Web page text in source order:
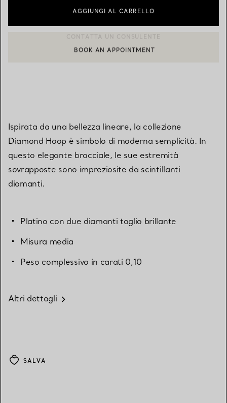
AGGIUNGI AL CARRELLO
CONTATTA UN CONSULENTE CLIENTI O PRENOTA UN
BOOK AN APPOINTMENT
Ispirata da una bellezza lineare, la collezione
Diamond Hoop è simbolo di moderna semplicità. In
questo elegante bracciale, le sue estremità
sovrapposte sono impreziosite da scintillanti
diamanti.
Platino con due diamanti taglio brillante
Misura media
Peso complessivo in carati 0,10
Altri dettagli
SALVA